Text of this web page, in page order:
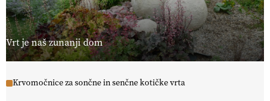
Vrt je naš zunanji dom
Krvomočnice za sončne in senčne kotičke vrta